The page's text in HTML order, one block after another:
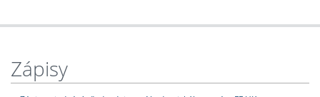
Zápisy